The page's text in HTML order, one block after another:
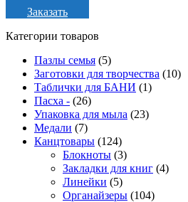
Заказать
Категории товаров
Пазлы семья (5)
Заготовки для творчества (10)
Таблички для БАНИ (1)
Пасха - (26)
Упаковка для мыла (23)
Медали (7)
Канцтовары (124)
Блокноты (3)
Закладки для книг (4)
Линейки (5)
Органайзеры (104)